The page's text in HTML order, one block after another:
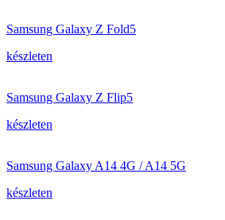
Samsung Galaxy Z Fold5
készleten
Samsung Galaxy Z Flip5
készleten
Samsung Galaxy A14 4G / A14 5G
készleten